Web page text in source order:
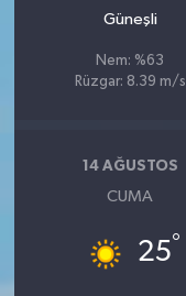
Güneşli
Nem: %63
Rüzgar: 8.39 m/s
14 AĞUSTOS
CUMA
25°